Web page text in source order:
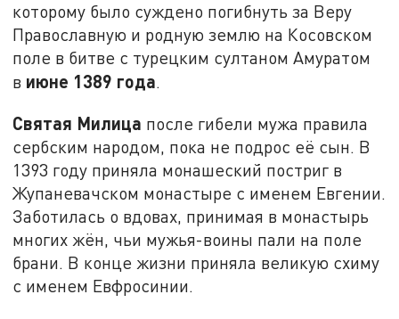
которому было суждено погибнуть за Веру
Православную и родную землю на Косовском
поле в битве с турецким султаном Амуратом
в июне 1389 года.
Святая Милица после гибели мужа правила
сербским народом, пока не подрос её сын. В
1393 году приняла монашеский постриг в
Жупаневачском монастыре с именем Евгении.
Заботилась о вдовах, принимая в монастырь
многих жён, чьи мужья-воины пали на поле
брани. В конце жизни приняла великую схиму
с именем Евфросинии.